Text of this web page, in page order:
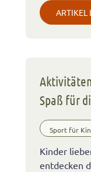
ARTIKEL
Spaß für
Sport für
Kinder
entdecken